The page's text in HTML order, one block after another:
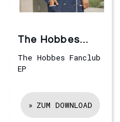
The Hobbes
Fanclub
The Hobbes Fanclub
EP
ZUM DOWNLOAD